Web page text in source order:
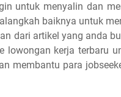
untuk menyalin dan
baiknya untuk
dari artikel yang anda
lowongan kerja terbaru
membantu para